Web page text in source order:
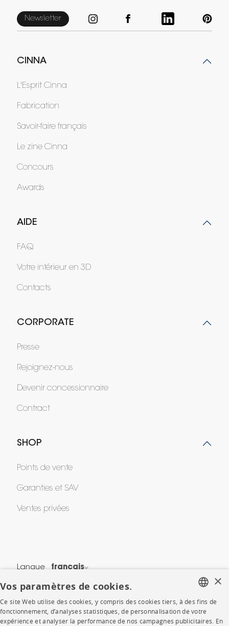
Newsletter
CINNA
L'Esprit Cinna
Fabrication
Savoir-faire français
Le zine Cinna
Concours
Awards
AIDE
FAQ
Votre intérieur en 3D
Contacts
CORPORATE
Presse
Rejoignez-nous
Devenir concessionnaire
Contract
SHOP
Points de vente
Garanties et SAV
Ventes privées
Langue français
Pays France
*Conditions des offres
Mentions légales
FRENCH
×
Vos paramètres de cookies.
Ce site Web utilise des cookies, y compris des cookies tiers, à des fins de
fonctionnement, d’analyses statistiques, de personnalisation de votre
expérience et analyser la performance de nos campagnes publicitaires. En